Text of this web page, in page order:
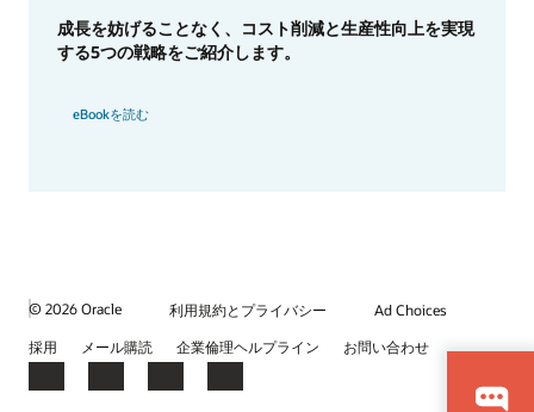
成長を妨げることなく、コスト削減と生産性向上を実現
する5つの戦略をご紹介します。
eBookを読む
© 2026 Oracle 利用規約とプライバシー
Ad Choices
採用
メール購読 企業倫理ヘルプライン お問い合わせ
Facebook
X LinkedInYouTube